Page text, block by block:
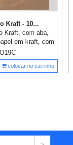
Kraft - 10...
Kraft, com aba,
em kraft, com
tipo romeu e
em 1 cor já
25 x 32cm...
colocar no carrinho